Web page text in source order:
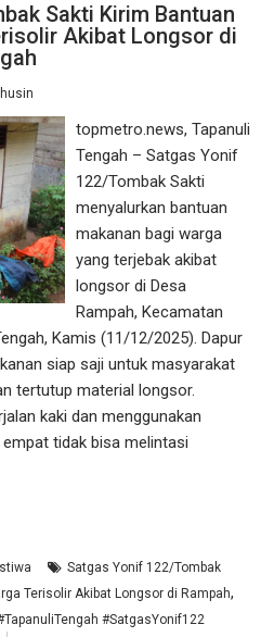
Sakti Kirim Bantuan
Akibat Longsor di
topmetro.news, Tapanuli
Tengah – Satgas Yonif
122/Tombak Sakti
menyalurkan bantuan
makanan bagi warga
yang terjebak akibat
longsor di Desa
Rampah, Kecamatan
Kamis (11/12/2025). Dapur
siap saji untuk masyarakat
tertutup material longsor.
kaki dan menggunakan
tidak bisa melintasi
Satgas Yonif 122/Tombak
Terisolir Akibat Longsor di Rampah,
#SatgasYonif122